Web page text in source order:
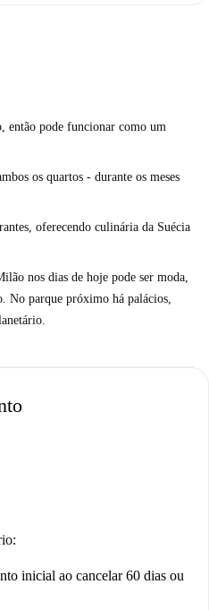
então pode funcionar como um
os quartos - durante os meses
oferecendo culinária da Suécia
nos dias de hoje pode ser moda,
No parque próximo há palácios,
inicial ao cancelar 60 dias ou